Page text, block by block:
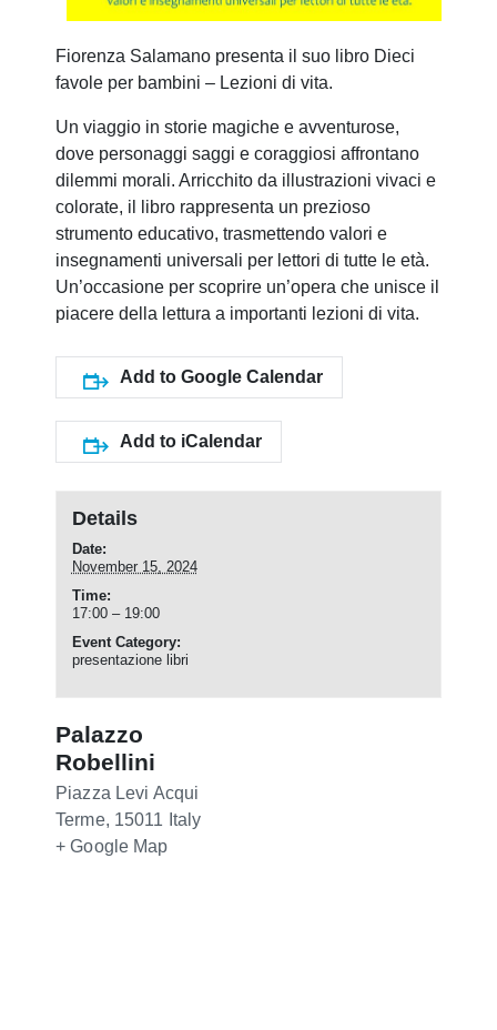
Fiorenza Salamano presenta il suo libro Dieci
favole per bambini – Lezioni di vita.
Un viaggio in storie magiche e avventurose,
dove personaggi saggi e coraggiosi affrontano
dilemmi morali. Arricchito da illustrazioni vivaci e
colorate, il libro rappresenta un prezioso
strumento educativo, trasmettendo valori e
insegnamenti universali per lettori di tutte le età.
Un’occasione per scoprire un’opera che unisce il
piacere della lettura a importanti lezioni di vita.
Add to Google Calendar
Add to iCalendar
Details
Date:
November 15, 2024
Time:
17:00 – 19:00
Event Category:
presentazione libri
Palazzo
Robellini
Piazza Levi Acqui
Terme, 15011 Italy
+ Google Map